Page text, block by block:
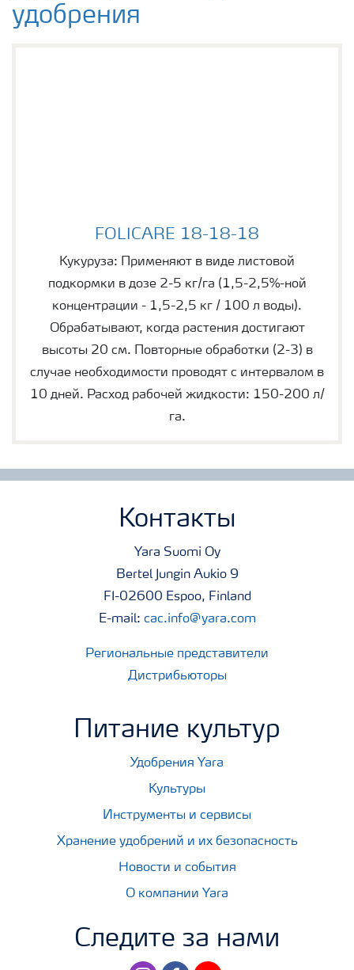
удобрения
FOLICARE 18-18-18
Кукуруза: Применяют в виде листовой
подкормки в дозе 2-5 кг/га (1,5-2,5%-ной
концентрации - 1,5-2,5 кг / 100 л воды).
Обрабатывают, когда растения достигают
высоты 20 см. Повторные обработки (2-3) в
случае необходимости проводят с интервалом в
10 дней. Расход рабочей жидкости: 150-200 л/
га.
Контакты
Yara Suomi Oy
Bertel Jungin Aukio 9
FI-02600 Espoo, Finland
E-mail: cac.info@yara.com
Региональные представители
Дистрибьюторы
Питание культур
Удобрения Yara
Культуры
Инструменты и сервисы
Хранение удобрений и их безопасность
Новости и события
О компании Yara
Следите за нами